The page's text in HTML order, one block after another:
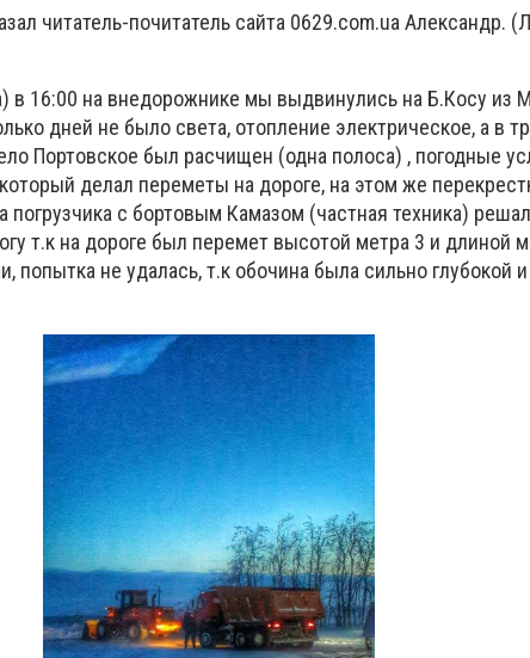
читатель-почитатель сайта 0629.com.ua Александр.
в 16:00 на внедорожнике мы выдвинулись на Б.Косу из
дней не было света, отопление электрическое, а в
Портовское был расчищен (одна полоса) , погодные
делал переметы на дороге, на этом же
погрузчика с бортовым Камазом (частная техника)
т.к на дороге был перемет высотой метра 3 и длиной
попытка не удалась, т.к обочина была сильно глубокой и